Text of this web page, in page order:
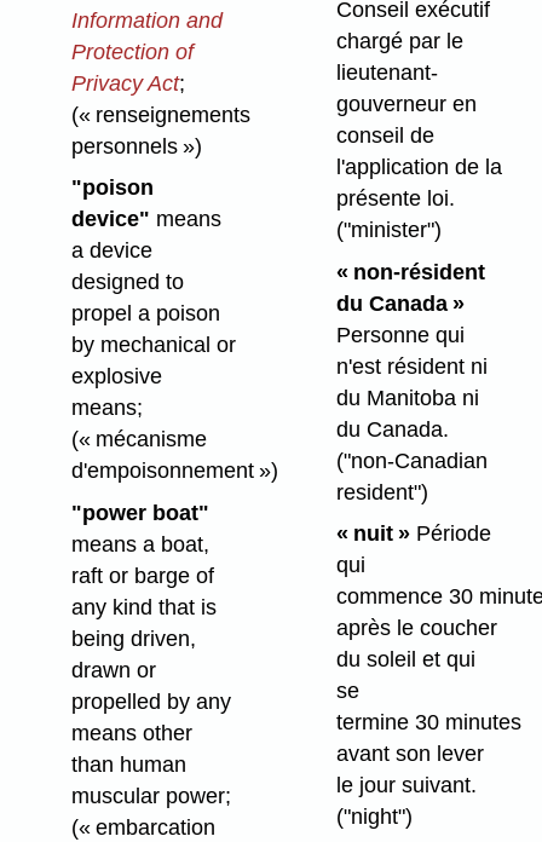
Information and
Protection of
Privacy Act;
(« renseignements
personnels »)
"poison
device" means
a device
designed to
propel a poison
by mechanical or
explosive
means;
(« mécanisme
d'empoisonnement »)
"power boat"
means a boat,
raft or barge of
any kind that is
being driven,
drawn or
propelled by any
means other
than human
muscular power;
(« embarcation
Conseil exécutif
chargé par le
lieutenant-
gouverneur en
conseil de
l'application de la
présente loi.
("minister")
« non-résident
du Canada »
Personne qui
n'est résident ni
du Manitoba ni
du Canada.
("non-Canadian
resident")
« nuit » Période
qui
commence 30
après le coucher
du soleil et qui
se
termine 30 minutes
avant son lever
le jour suivant.
("night")